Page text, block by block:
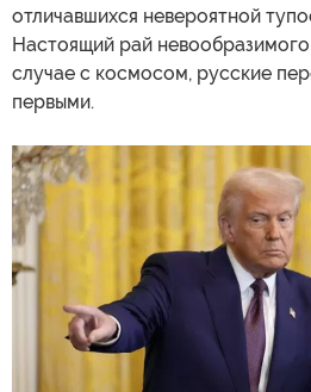
отличавшихся невероятной
Настоящий рай невообразимого
случае с космосом, русские
первыми.